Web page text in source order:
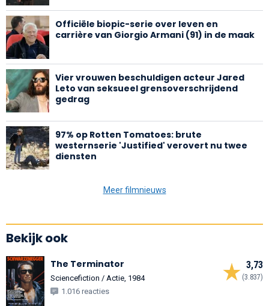
Officiële biopic-serie over leven en
carrière van Giorgio Armani (91) in de maak
Vier vrouwen beschuldigen acteur Jared
Leto van seksueel grensoverschrijdend
gedrag
97% op Rotten Tomatoes: brute
westernserie 'Justified' verovert nu twee
diensten
Meer filmnieuws
Bekijk ook
3,73
(3.837)
The Terminator
Sciencefiction / Actie, 1984
1.016 reacties